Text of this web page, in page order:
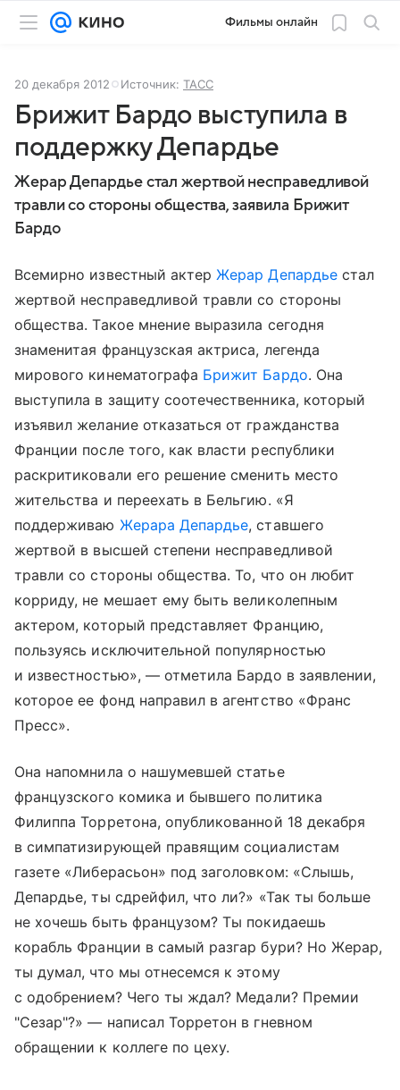
Фильмы онлайн
20 декабря 2012 Источник: ТАСС
Брижит Бардо выступила в
поддержку Депардье
Жерар Депардье стал жертвой несправедливой
травли со стороны общества, заявила Брижит
Бардо
Всемирно известный актерЖерар Депардьестал
жертвой несправедливой травли со стороны
общества. Такое мнение выразила сегодня
знаменитая французская актриса, легенда
мирового кинематографа Брижит Бардо. Она
выступила в защиту соотечественника, который
изъявил желание отказаться от гражданства
Франции после того, как власти республики
раскритиковали его решение сменить место
жительства и переехать в Бельгию. «Я
поддерживаю Жерара Депардье, ставшего
жертвой в высшей степени несправедливой
травли со стороны общества. То, что он любит
корриду, не мешает ему быть великолепным
актером, который представляет Францию,
пользуясь исключительной популярностью
и известностью», — отметила Бардо в заявлении,
которое ее фонд направил в агентство «Франс
Пресс».
Она напомнила о нашумевшей статье
французского комика и бывшего политика
Филиппа Торретона, опубликованной 18 декабря
в симпатизирующей правящим социалистам
газете «Либерасьон» под заголовком: «Слышь,
Депардье, ты сдрейфил, что ли?» «Так ты больше
не хочешь быть французом? Ты покидаешь
корабль Франции в самый разгар бури? Но Жерар,
ты думал, что мы отнесемся к этому
с одобрением? Чего ты ждал? Медали? Премии
"Сезар"?» — написал Торретон в гневном
обращении к коллеге по цеху.